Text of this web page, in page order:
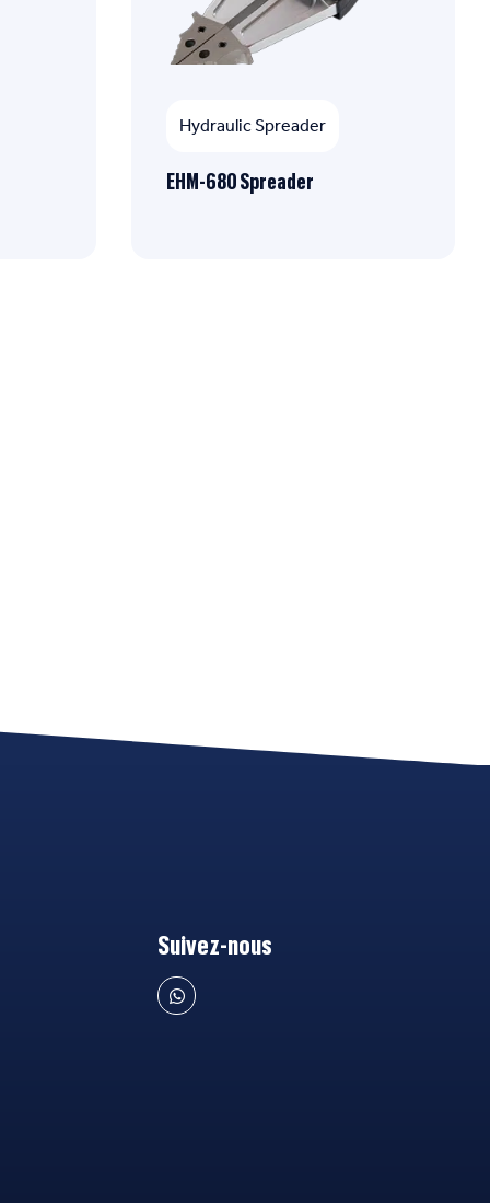
Hydraulic Spreader
EHM-680 Spreader
Suivez-nous